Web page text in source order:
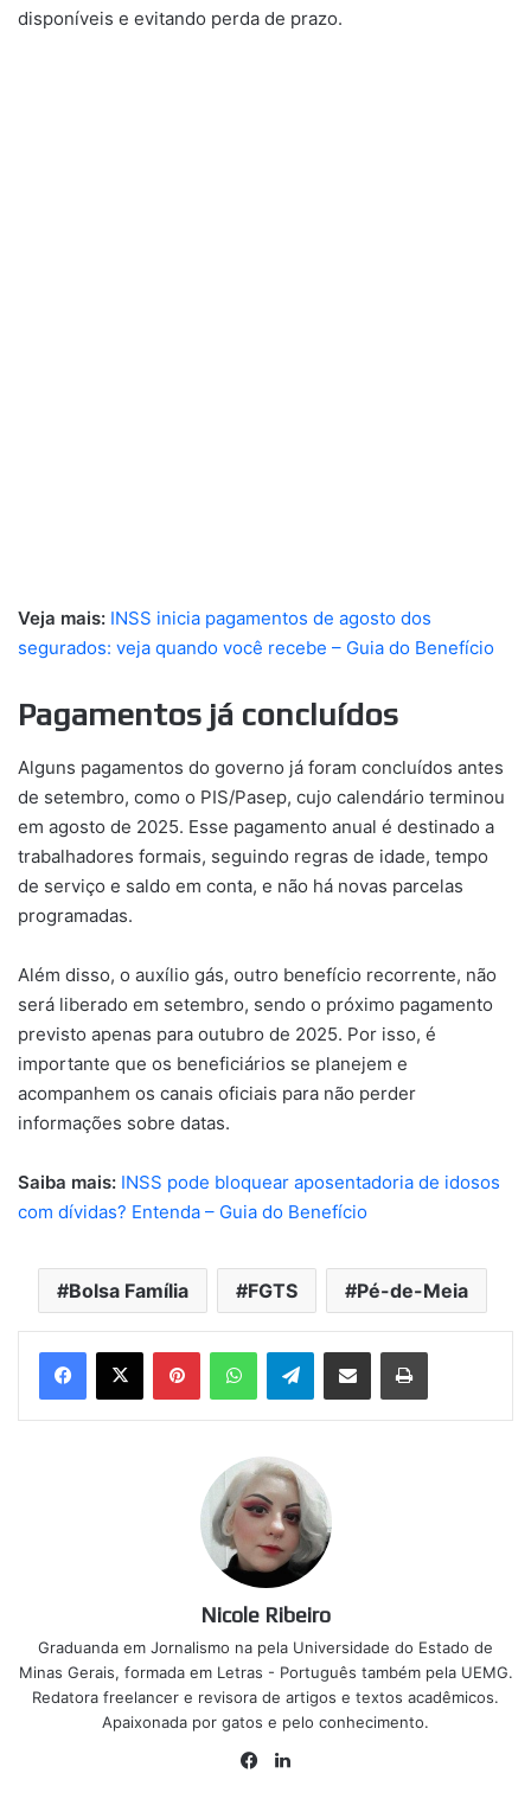
disponíveis e evitando perda de prazo.
Veja mais: INSS inicia pagamentos de agosto dos
segurados: veja quando você recebe – Guia do Benefício
Pagamentos já concluídos
Alguns pagamentos do governo já foram concluídos antes
de setembro, como o PIS/Pasep, cujo calendário terminou
em agosto de 2025. Esse pagamento anual é destinado a
trabalhadores formais, seguindo regras de idade, tempo
de serviço e saldo em conta, e não há novas parcelas
programadas.
Além disso, o auxílio gás, outro benefício recorrente, não
será liberado em setembro, sendo o próximo pagamento
previsto apenas para outubro de 2025. Por isso, é
importante que os beneficiários se planejem e
acompanhem os canais oficiais para não perder
informações sobre datas.
Saiba mais: INSS pode bloquear aposentadoria de idosos
com dívidas? Entenda – Guia do Benefício
Bolsa Família FGTS Pé-de-Meia
PinterestWhatsAppTelegramCompartilhar via e-mail Imprimir
Nicole Ribeiro
Graduanda em Jornalismo na pela Universidade do Estado de
Minas Gerais, formada em Letras - Português também pela UEMG.
Redatora freelancer e revisora de artigos e textos acadêmicos.
Apaixonada por gatos e pelo conhecimento.
Facebook